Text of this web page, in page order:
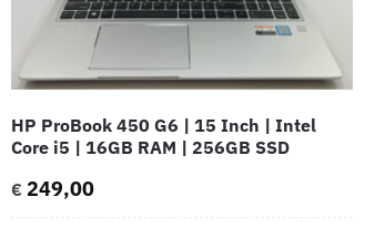
HP ProBook 450 G6 | 15 Inch | Intel
Core i5 | 16GB RAM | 256GB SSD
€ 249,00